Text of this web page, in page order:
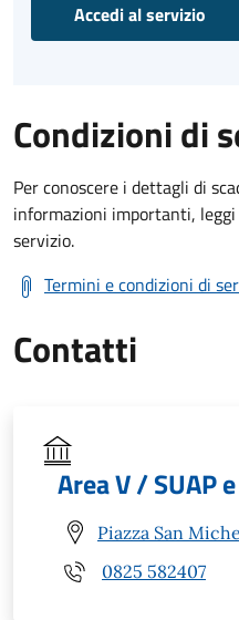
Accedi al servizio
Condizioni di
Per conoscere i dettagli di
informazioni importanti,
servizio.
Termini e condizioni di
Contatti
Area V / SUAP
Piazza San
0825 582407